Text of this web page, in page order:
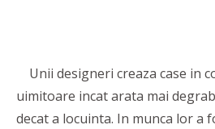
Unii designeri creaza case in
uimitoare incat arata mai
decat a locuinta. In munca lor a